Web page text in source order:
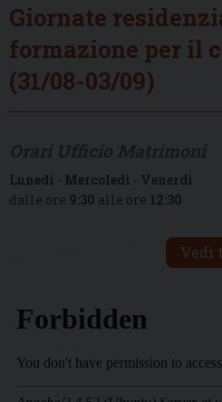
Giornate
formazione per il
(31/08-03/09)
Lunedì - Mercoledì - Venerdì
dalle ore 9:30 alle ore 12:30
Vedi